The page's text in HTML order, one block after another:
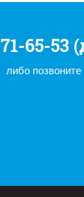
65-53
либо